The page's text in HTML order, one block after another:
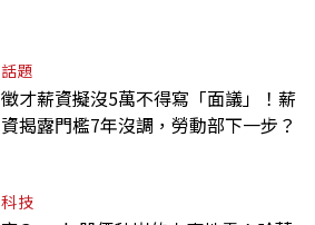
話題
徵才薪資擬沒5萬不得寫「面議」！薪
資揭露門檻7年沒調，勞動部下一步？
科技